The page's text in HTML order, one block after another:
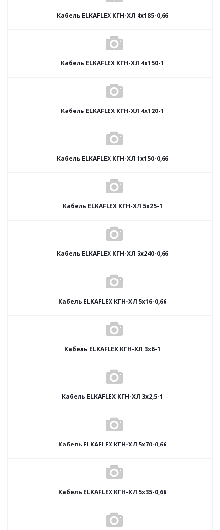
Кабель ELKAFLEX КГН-ХЛ 4x185-0,66
Кабель ELKAFLEX КГН-ХЛ 4x150-1
Кабель ELKAFLEX КГН-ХЛ 4x120-1
Кабель ELKAFLEX КГН-ХЛ 1x150-0,66
Кабель ELKAFLEX КГН-ХЛ 5x25-1
Кабель ELKAFLEX КГН-ХЛ 5x240-0,66
Кабель ELKAFLEX КГН-ХЛ 5x16-0,66
Кабель ELKAFLEX КГН-ХЛ 3x6-1
Кабель ELKAFLEX КГН-ХЛ 3x2,5-1
Кабель ELKAFLEX КГН-ХЛ 5x70-0,66
Кабель ELKAFLEX КГН-ХЛ 5x35-0,66